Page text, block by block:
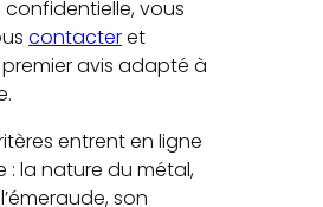
vous
contacteret
avis adapté à
entrent en ligne
: la nature du métal,
son